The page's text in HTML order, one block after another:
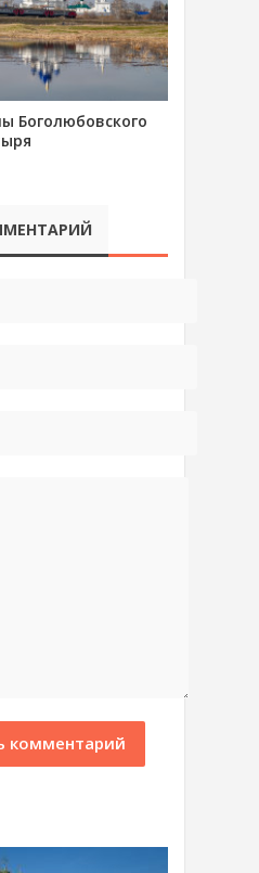
Боголюбовского